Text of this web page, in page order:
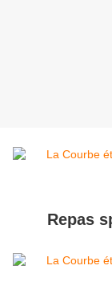
Repas